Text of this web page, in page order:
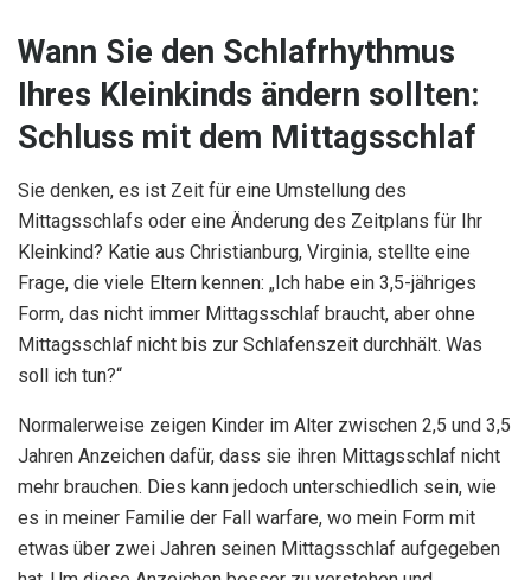
Wann Sie den Schlafrhythmus
Ihres Kleinkinds ändern sollten:
Schluss mit dem Mittagsschlaf
Sie denken, es ist Zeit für eine Umstellung des
Mittagsschlafs oder eine Änderung des Zeitplans für Ihr
Kleinkind? Katie aus Christianburg, Virginia, stellte eine
Frage, die viele Eltern kennen: „Ich habe ein 3,5-jähriges
Form, das nicht immer Mittagsschlaf braucht, aber ohne
Mittagsschlaf nicht bis zur Schlafenszeit durchhält. Was
soll ich tun?“
Normalerweise zeigen Kinder im Alter zwischen 2,5 und 3,5
Jahren Anzeichen dafür, dass sie ihren Mittagsschlaf nicht
mehr brauchen. Dies kann jedoch unterschiedlich sein, wie
es in meiner Familie der Fall warfare, wo mein Form mit
etwas über zwei Jahren seinen Mittagsschlaf aufgegeben